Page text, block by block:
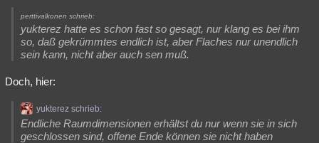
perttivalkonen schrieb:
yukterez hatte es schon fast so gesagt, nur klang es bei ihm
so, daß gekrümmtes endlich ist, aber Flaches nur unendlich
sein kann, nicht aber auch sen muß.
Doch, hier:
yukterez schrieb:
Endliche Raumdimensionen erhältst du nur wenn sie in sich
geschlossen sind, offene Ende können sie nicht haben